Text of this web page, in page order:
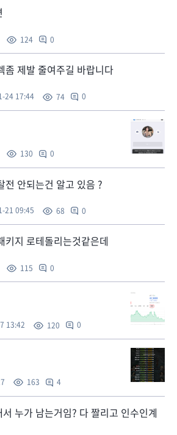
124 0
좀 제발 줄여주길 바랍니다
24 17:44 74 0
130 0
전 안되는건 알고 있음 ?
21 09:45 68 0
키지 로테돌리는것같은데
115 0
13:42 120 0
163 4
누가 남는거임? 다 짤리고 인수인계